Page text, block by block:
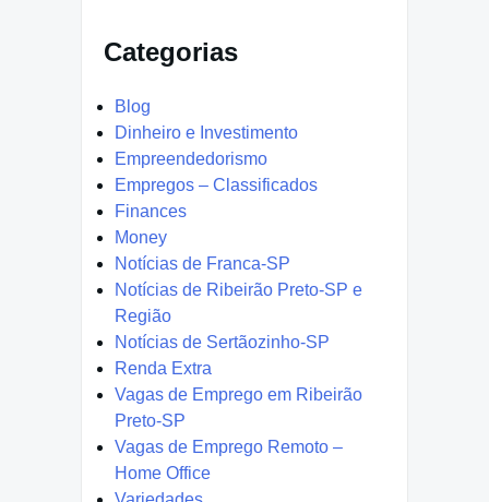
Categorias
Blog
Dinheiro e Investimento
Empreendedorismo
Empregos – Classificados
Finances
Money
Notícias de Franca-SP
Notícias de Ribeirão Preto-SP e
Região
Notícias de Sertãozinho-SP
Renda Extra
Vagas de Emprego em Ribeirão
Preto-SP
Vagas de Emprego Remoto –
Home Office